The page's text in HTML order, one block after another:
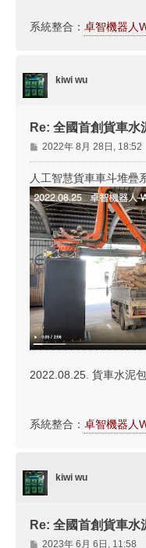
系統整合： 卓智機器人
kiwi wu
Re: 全國首創貨車水
文
章
2022年 8月 28日, 18:52
人工智慧貨車車斗堆疊
2022.08.25. 貨車水泥
系統整合： 卓智機器人
kiwi wu
Re: 全國首創貨車水
文
2023年 6月 6日, 11:58